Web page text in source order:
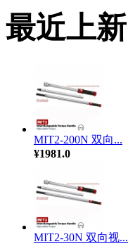
最近上新
MIT2-200N 双向...
¥1981.0
MIT2-30N 双向视...